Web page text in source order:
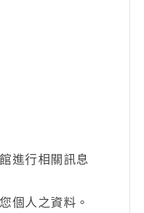
進行相關訊息
個人之資料。